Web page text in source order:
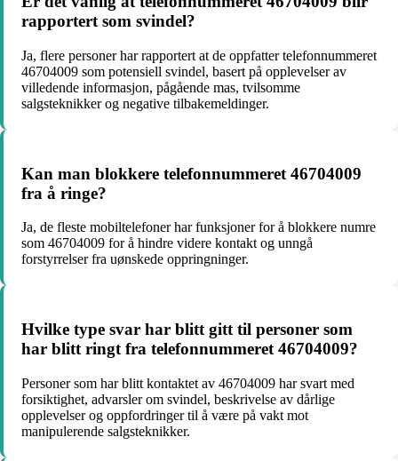
rapportert som svindel?
Ja, flere personer har rapportert at de oppfatter telefonnummeret
46704009 som potensiell svindel, basert på opplevelser av
villedende informasjon, pågående mas, tvilsomme
salgsteknikker og negative tilbakemeldinger.
Kan man blokkere telefonnummeret 46704009
fra å ringe?
Ja, de fleste mobiltelefoner har funksjoner for å blokkere numre
som 46704009 for å hindre videre kontakt og unngå
forstyrrelser fra uønskede oppringninger.
Hvilke type svar har blitt gitt til personer som
har blitt ringt fra telefonnummeret 46704009?
Personer som har blitt kontaktet av 46704009 har svart med
forsiktighet, advarsler om svindel, beskrivelse av dårlige
opplevelser og oppfordringer til å være på vakt mot
manipulerende salgsteknikker.